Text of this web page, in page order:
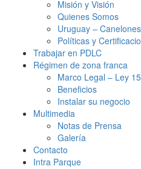
Misión y Visión
Quienes Somos
Uruguay – Canelones
Políticas y
Trabajar en PDLC
Régimen de zona franca
Marco Legal – Ley
Beneficios
Instalar su negocio
Multimedia
Notas de Prensa
Galería
Contacto
Intra Parque